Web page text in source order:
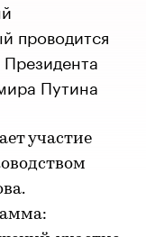
проводится
Путина
участие